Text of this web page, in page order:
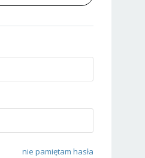
nie pamiętam hasła